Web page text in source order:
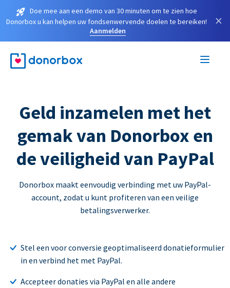
Doe mee aan een demo van 30 minuten om te zien hoe
Donorbox u kan helpen uw fondsenwervende doelen te bereiken!
Aanmelden
×
Geld inzamelen met het
gemak van Donorbox en
de veiligheid van PayPal
Donorbox maakt eenvoudig verbinding met uw PayPal-
account, zodat u kunt profiteren van een veilige
betalingsverwerker.
Stel een voor conversie geoptimaliseerd donatieformulier
in en verbind het met PayPal.
Accepteer donaties via PayPal en alle andere